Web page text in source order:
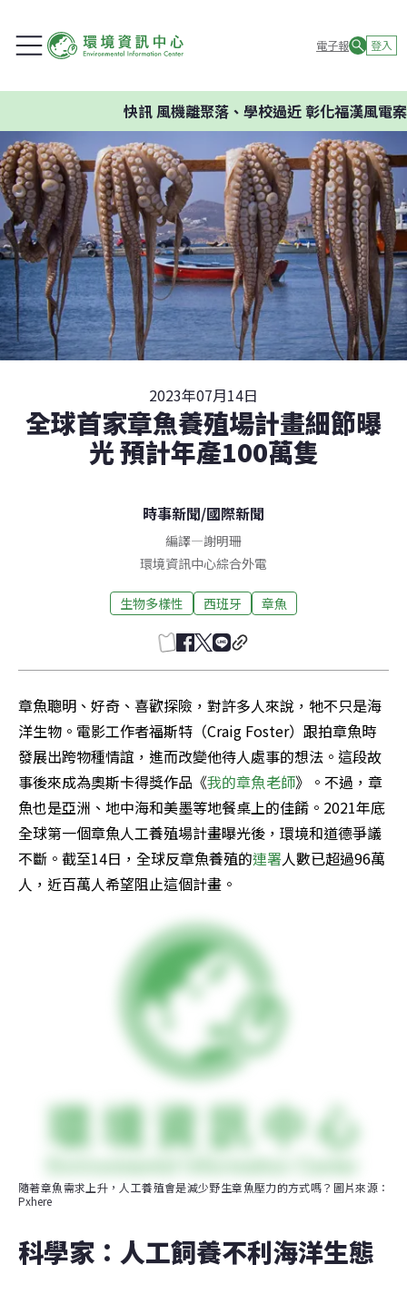
電子報 登入
快訊風機離聚落、學校過近 彰化福漢風電案環
2023年07月14日
全球首家章魚養殖場計畫細節曝
光 預計年產100萬隻
時事新聞/國際新聞
編譯—謝明珊
環境資訊中心綜合外電
生物多樣性 西班牙 章魚
章魚聰明、好奇、喜歡探險，對許多人來說，牠不只是海
洋生物。電影工作者福斯特（Craig Foster）跟拍章魚時
發展出跨物種情誼，進而改變他待人處事的想法。這段故
事後來成為奧斯卡得獎作品《我的章魚老師》。不過，章
魚也是亞洲、地中海和美墨等地餐桌上的佳餚。2021年底
全球第一個章魚人工養殖場計畫曝光後，環境和道德爭議
不斷。截至14日，全球反章魚養殖的連署人數已超過96萬
人，近百萬人希望阻止這個計畫。
隨著章魚需求上升，人工養殖會是減少野生章魚壓力的方式嗎？圖片來源：
Pxhere
科學家：人工飼養不利海洋生態